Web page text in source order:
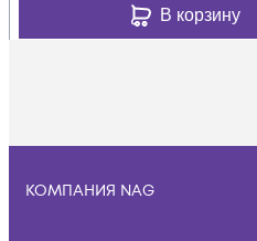
В корзину
КОМПАНИЯ NAG